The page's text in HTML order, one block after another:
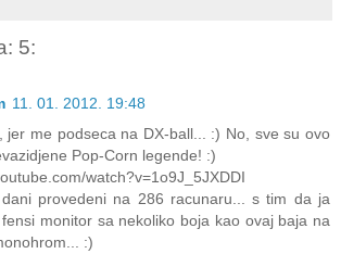
5:
11. 01. 2012. 19:48
jer me podseca na DX-ball... :) No, sve su ovo
Pop-Corn legende! :)
watch?v=1o9J_5JXDDI
provedeni na 286 racunaru... s tim da ja
monitor sa nekoliko boja kao ovaj baja na
:)